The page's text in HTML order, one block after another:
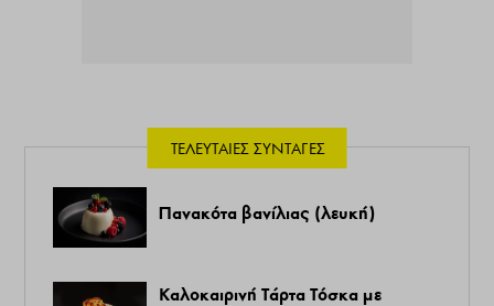
ΤΕΛΕΥΤΑΊΕΣ ΣΥΝΤΑΓΈΣ
Πανακότα βανίλιας (λευκή)
Καλοκαιρινή Τάρτα Τόσκα με